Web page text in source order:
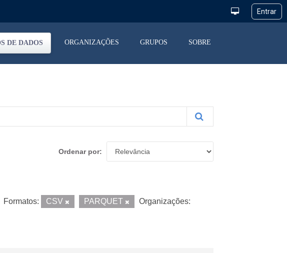
DE DADOS ORGANIZAÇÕES GRUPOS SOBRE
Ordenar por
Formatos: CSV PARQUET
Organizações: